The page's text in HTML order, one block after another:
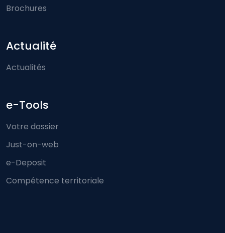
Brochures
Actualité
Actualités
e-Tools
Votre dossier
Just-on-web
e-Deposit
Compétence territoriale